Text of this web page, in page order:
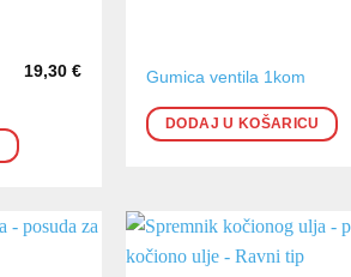
19,30€ Gumica ventila 1kom
DODAJ U KOŠARICU